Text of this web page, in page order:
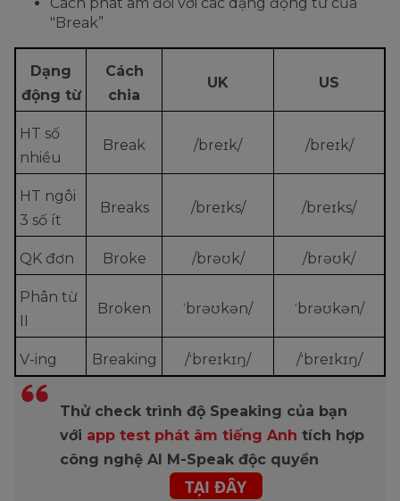
Cách phát âm đối với các dạng động từ của
"Break”
Dạng
động từ
Cách
chia
UK US
HT số
nhiều
Break /breɪk/ /breɪk/
HT ngôi
3 số ít
Breaks /breɪks/ /breɪks/
QK đơn Broke /brəʊk/ /brəʊk/
Phân từ
Broken ˈbrəʊkən/ ˈbrəʊkən/
V-ing Breaking /ˈbreɪkɪŋ/ /ˈbreɪkɪŋ/
Thử check trình độ Speaking của bạn
với app test phát âm tiếng Anh tích hợp
công nghệ AI M-Speak độc quyền